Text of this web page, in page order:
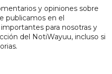
y opiniones sobre
publicamos en el
para nosotras y
del NotiWayuu, incluso si